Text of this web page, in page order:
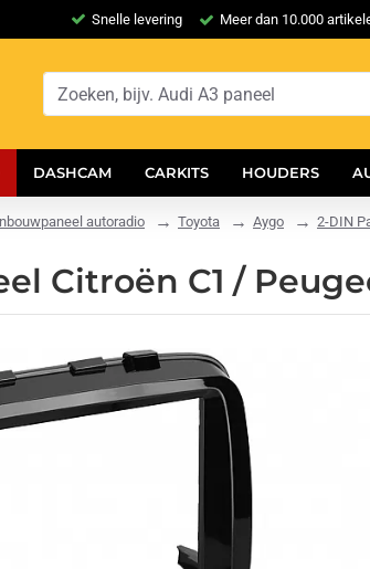
Snelle levering Meer dan 10.000
DASHCAM CARKITS HOUDERS
autoradio Toyota Aygo 2-DIN
Citroën C1 /